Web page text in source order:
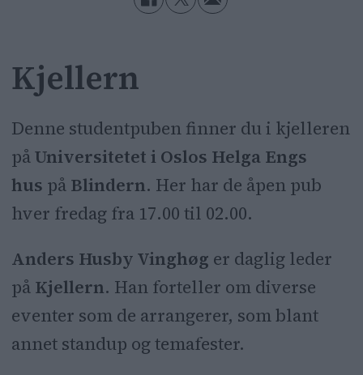
Kjellern
Denne studentpuben finner du i kjelleren
påUniversitetet i Oslos Helga Engs
hus påBlindern. Her har de åpen pub
hver fredag fra 17.00 til 02.00.
Anders Husby Vinghøg er daglig leder
på Kjellern. Han forteller om diverse
eventer som de arrangerer, som blant
annet standup og temafester.